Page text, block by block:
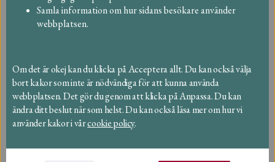
Samla information om hur sidans besökare använder
webbplatsen.
Om det är okej kan du klicka på Acceptera allt. Du kan också välja
bort kakor som inte är nödvändiga för att kunna använda
webbplatsen. Det gör du genom att klicka på Anpassa. Du kan
ändra ditt beslut när som helst. Du kan också läsa mer om hur vi
använder kakor i vårcookie policy.
Vanliga frågor
Om vattenmätare och
ventilavstängning
Om avfall och återvinning
Om taxor och fakturor